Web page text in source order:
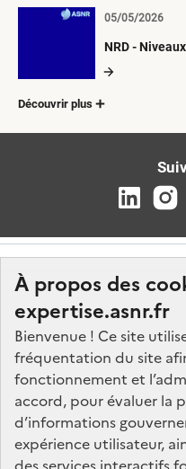
À propos des
expertise.asnr.fr
Bienvenue ! Ce site
fréquentation du site
fonctionnement et
accord, pour évaluer la
d’informations
expérience utilisateur,
NRD -
05/05/2026
Découvrir plus
Nos marchés
Nos offres d'emploi
FAQ
Glossaire